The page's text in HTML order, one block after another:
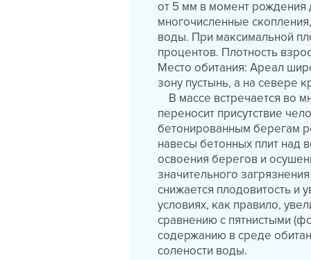
от 5 мм в момент
многочисленные
воды. При максимальной
процентов. Плотность
Место обитания: Ареал
зону пустынь, а на севере
В массе встречается во
переносит присутствие
бетонированным берегам
навесы бетонных плит над
освоения берегов и
значительного
снижается плодовитость и
условиях, как правило,
сравнению с пятнистыми
содержанию в среде
солености воды.